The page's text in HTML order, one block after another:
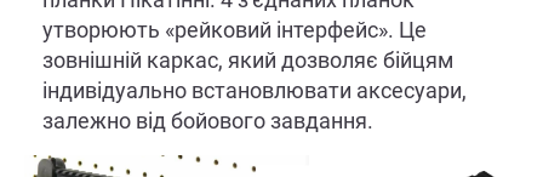
утворюють «рейковий інтерфейс». Це
зовнішній каркас, який дозволяє бійцям
індивідуально встановлювати аксесуари,
залежно від бойового завдання.